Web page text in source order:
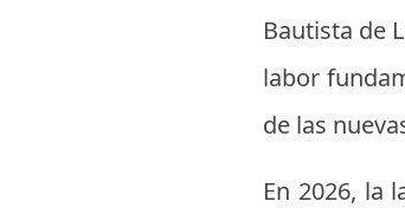
Bautista de
labor
de las
En 2026, la